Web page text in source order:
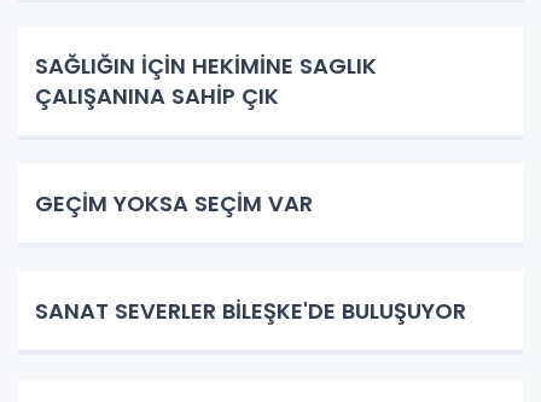
SAĞLIĞIN İÇİN HEKİMİNE SAGLIK
ÇALIŞANINA SAHİP ÇIK
GEÇİM YOKSA SEÇİM VAR
SANAT SEVERLER BİLEŞKE'DE BULUŞUYOR